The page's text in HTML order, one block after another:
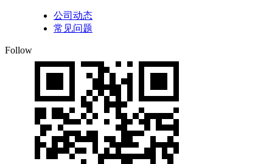
公司动态
常见问题
Follow